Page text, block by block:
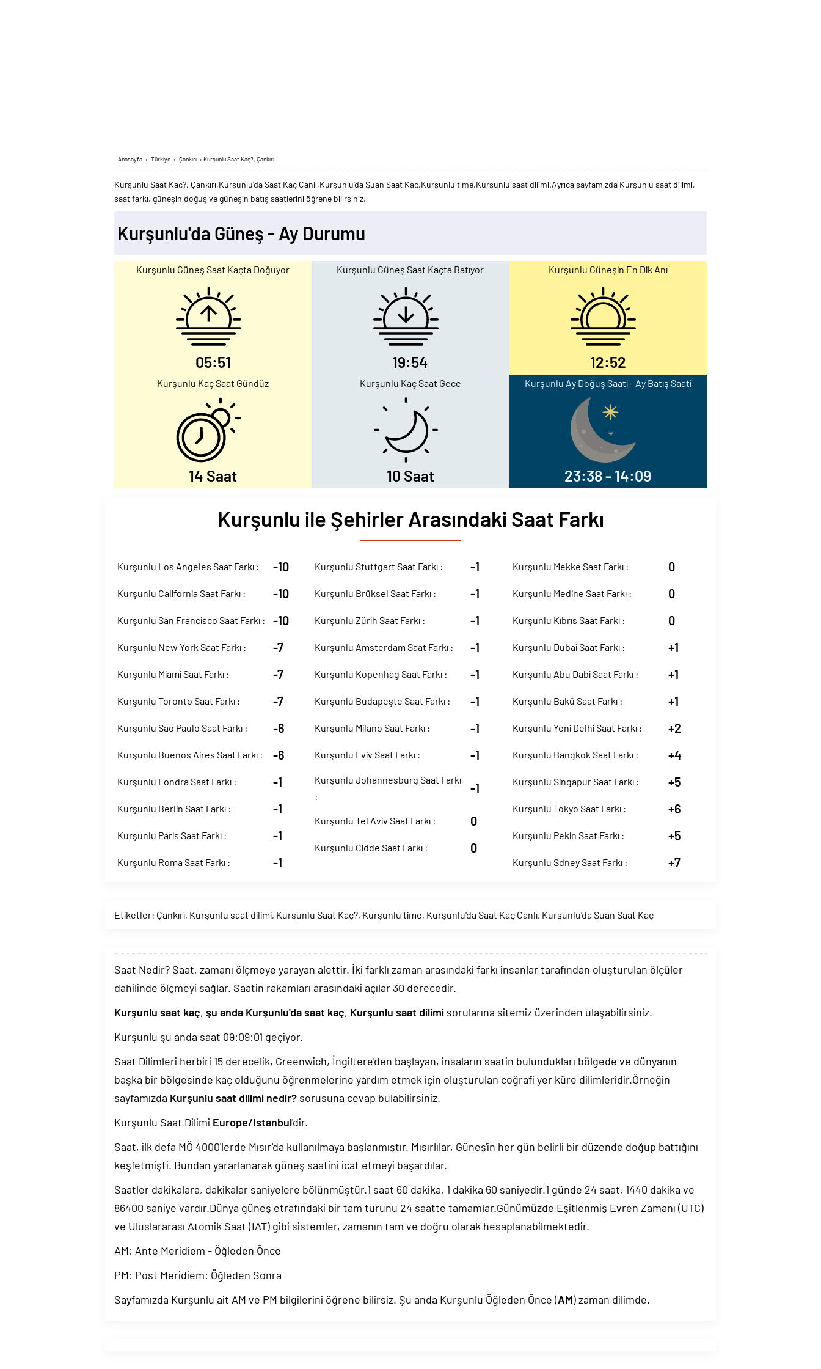
Anasayfa › Türkiye › Çankırı › Kurşunlu Saat Kaç?, Çankırı
Kurşunlu Saat Kaç?, Çankırı,Kurşunlu'da Saat Kaç Canlı,Kurşunlu'da Şuan Saat Kaç,Kurşunlu time,Kurşunlu saat dilimi.Ayrıca sayfamızda Kurşunlu saat dilimi,
saat farkı, güneşin doğuş ve güneşin batış saatlerini öğrene bilirsiniz.
Kurşunlu'da Güneş - Ay Durumu
Kurşunlu Güneş Saat Kaçta Doğuyor
05:51
Kurşunlu Güneş Saat Kaçta Batıyor
19:54
Kurşunlu Güneşin En Dik Anı
12:52
Kurşunlu Kaç Saat Gündüz
14 Saat
Kurşunlu Kaç Saat Gece
10 Saat
Kurşunlu Ay Doğuş Saati - Ay Batış Saati
23:38 - 14:09
Kurşunlu ile Şehirler Arasındaki Saat Farkı
Kurşunlu Los Angeles Saat Farkı : -10
Kurşunlu California Saat Farkı : -10
Kurşunlu San Francisco Saat Farkı : -10
Kurşunlu New York Saat Farkı : -7
Kurşunlu Miami Saat Farkı : -7
Kurşunlu Toronto Saat Farkı : -7
Kurşunlu Sao Paulo Saat Farkı : -6
Kurşunlu Buenos Aires Saat Farkı : -6
Kurşunlu Londra Saat Farkı : -1
Kurşunlu Berlin Saat Farkı : -1
Kurşunlu Paris Saat Farkı : -1
Kurşunlu Roma Saat Farkı : -1
Kurşunlu Stuttgart Saat Farkı : -1
Kurşunlu Brüksel Saat Farkı : -1
Kurşunlu Zürih Saat Farkı : -1
Kurşunlu Amsterdam Saat Farkı : -1
Kurşunlu Kopenhag Saat Farkı : -1
Kurşunlu Budapeşte Saat Farkı : -1
Kurşunlu Milano Saat Farkı : -1
Kurşunlu Lviv Saat Farkı : -1
Kurşunlu Johannesburg Saat Farkı
:
-1
Kurşunlu Tel Aviv Saat Farkı : 0
Kurşunlu Cidde Saat Farkı : 0
Kurşunlu Mekke Saat Farkı : 0
Kurşunlu Medine Saat Farkı : 0
Kurşunlu Kıbrıs Saat Farkı : 0
Kurşunlu Dubai Saat Farkı : +1
Kurşunlu Abu Dabi Saat Farkı : +1
Kurşunlu Bakü Saat Farkı : +1
Kurşunlu Yeni Delhi Saat Farkı : +2
Kurşunlu Bangkok Saat Farkı : +4
Kurşunlu Singapur Saat Farkı : +5
Kurşunlu Tokyo Saat Farkı : +6
Kurşunlu Pekin Saat Farkı : +5
Kurşunlu Sdney Saat Farkı : +7
Etiketler: Çankırı, Kurşunlu saat dilimi, Kurşunlu Saat Kaç?, Kurşunlu time, Kurşunlu'da Saat Kaç Canlı, Kurşunlu'da Şuan Saat Kaç
Saat Nedir? Saat, zamanı ölçmeye yarayan alettir. İki farklı zaman arasındaki farkı insanlar tarafından oluşturulan ölçüler
dahilinde ölçmeyi sağlar. Saatin rakamları arasındaki açılar 30 derecedir.
Kurşunlu saat kaç, şu anda Kurşunlu'da saat kaç, Kurşunlu saat dilimi sorularına sitemiz üzerinden ulaşabilirsiniz.
Kurşunlu şu anda saat 09:09:02 geçiyor.
Saat Dilimleri herbiri 15 derecelik, Greenwich, İngiltere'den başlayan, insaların saatin bulundukları bölgede ve dünyanın
başka bir bölgesinde kaç olduğunu öğrenmelerine yardım etmek için oluşturulan coğrafi yer küre dilimleridir.Örneğin
sayfamızda Kurşunlu saat dilimi nedir? sorusuna cevap bulabilirsiniz.
Kurşunlu Saat Dilimi Europe/Istanbul'dir.
Saat, ilk defa MÖ 4000'lerde Mısır'da kullanılmaya başlanmıştır. Mısırlılar, Güneş'in her gün belirli bir düzende doğup battığını
keşfetmişti. Bundan yararlanarak güneş saatini icat etmeyi başardılar.
Saatler dakikalara, dakikalar saniyelere bölünmüştür.1 saat 60 dakika, 1 dakika 60 saniyedir.1 günde 24 saat, 1440 dakika ve
86400 saniye vardır.Dünya güneş etrafındaki bir tam turunu 24 saatte tamamlar.Günümüzde Eşitlenmiş Evren Zamanı (UTC)
ve Uluslararası Atomik Saat (IAT) gibi sistemler, zamanın tam ve doğru olarak hesaplanabilmektedir.
AM: Ante Meridiem - Öğleden Önce
PM: Post Meridiem: Öğleden Sonra
Sayfamızda Kurşunlu ait AM ve PM bilgilerini öğrene bilirsiz. Şu anda Kurşunlu Öğleden Önce (AM) zaman dilimde.